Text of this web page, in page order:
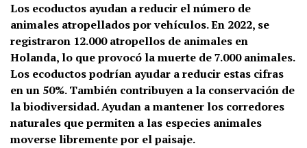
Los ecoductos ayudan a reducir el número de
animales atropellados por vehículos. En 2022, se
registraron 12.000 atropellos de animales en
Holanda, lo que provocó la muerte de 7.000 animales.
Los ecoductos podrían ayudar a reducir estas cifras
en un 50%. También contribuyen a la conservación de
la biodiversidad. Ayudan a mantener los corredores
naturales que permiten a las especies animales
moverse libremente por el paisaje.